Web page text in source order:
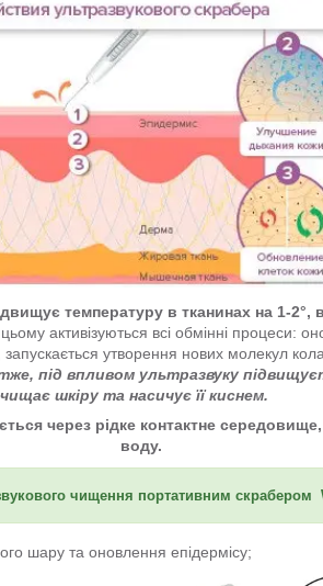
температуру в тканинах на 1-
цьому активізуються всі обмінні процеси:
утворення нових молекул
під впливом ультразвуку
шкіру та насичує її киснем.
через рідке контактне
воду.
чищення портативним скрабером
шару та оновлення епідермісу;